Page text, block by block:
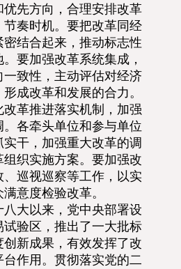
先方向，合理安排改革
奏时机。要把改革同经
结合起来，推动标志性
要加强改革系统集成，
致性，主动评估对经济
成改革和发展的合力。
革推进落实机制，加强
各牵头单位和参与单位
干，加强重大改革的调
织实施方案。要加强改
巡视巡察等工作，以实
意度检验改革。
大以来，党中央部署设
试验区，推出了一大批标
新成果，有效发挥了改
作用。贯彻落实党的二